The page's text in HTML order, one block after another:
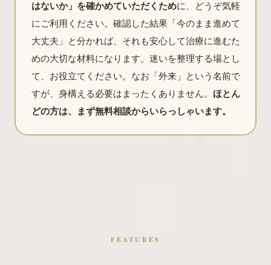
はないか」を確かめていただくために、どうぞ気軽
にご利用ください。確認した結果「今のまま進めて
大丈夫」と分かれば、それも安心して治療に進むた
めの大切な材料になります。迷いを整理する場とし
て、お役立てください。なお「外来」という名前で
すが、身構える必要はまったくありません。 ほとん
どの方は、まず無料相談からいらっしゃいます。
FEATURES